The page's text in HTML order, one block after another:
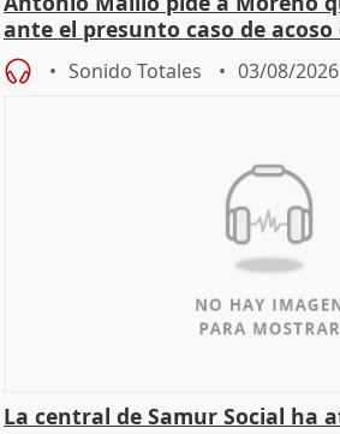
ante el presunto caso de acoso
Sonido Totales 03/08/2026
La central de Samur Social ha